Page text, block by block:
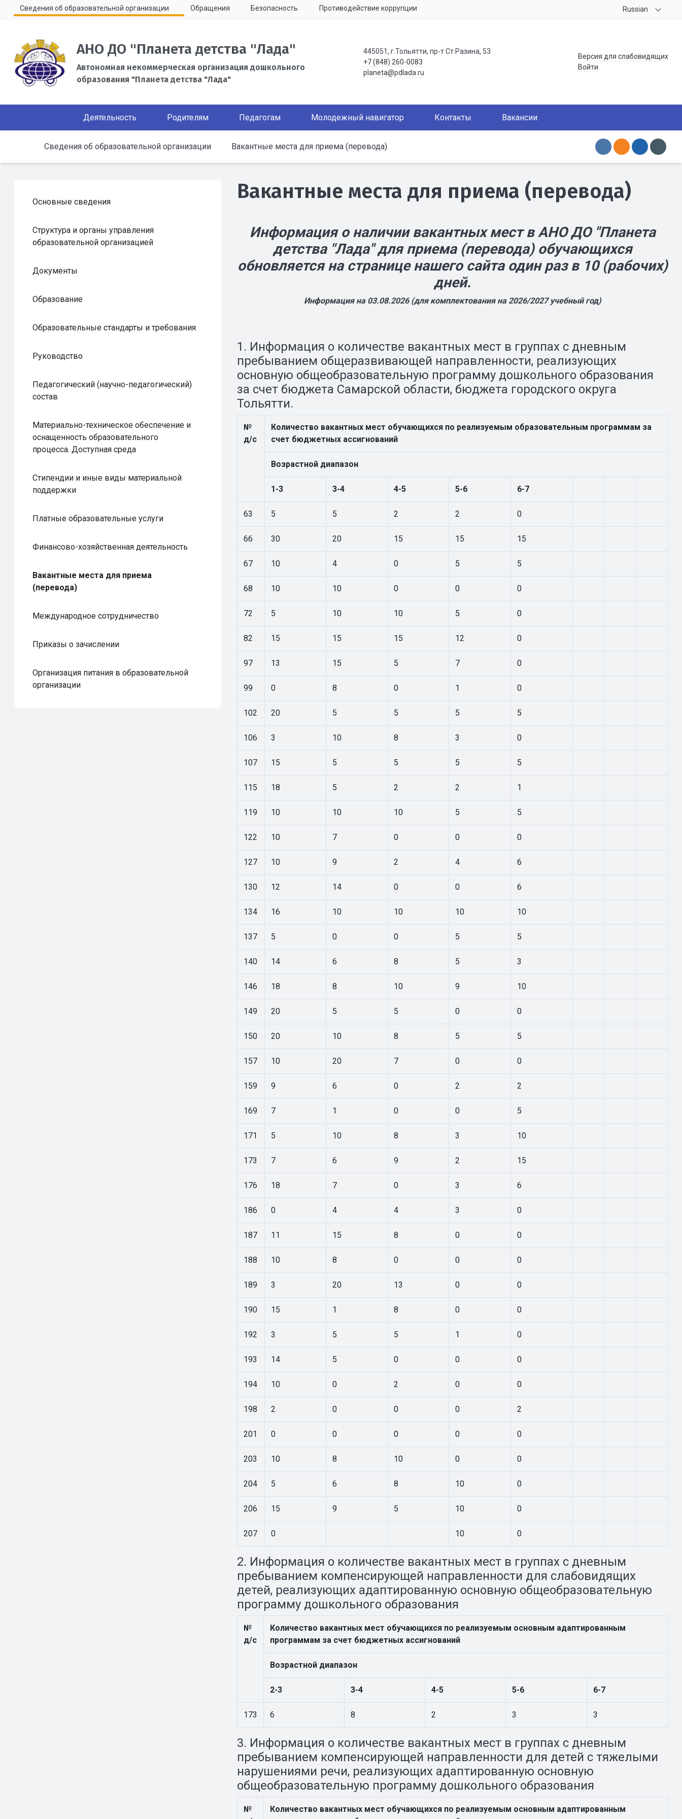
Сведения об образовательной организации Обращения Безопасность Противодействие коррупции Russian
АНО ДО "Планета детства "Лада"
Автономная некоммерческая организация дошкольного
образования "Планета детства "Лада"
445051, г.Тольятти, пр-т Ст.Разина, 53
+7 (848) 260-0083
planeta@pdlada.ru
Версия для слабовидящих
Войти
Деятельность Родителям Педагогам Молодежный навигатор Контакты Вакансии
Сведения об образовательной организации Вакантные места для приема (перевода)
Основные сведения
Структура и органы управления
образовательной организацией
Документы
Образование
Образовательные стандарты и требования
Руководство
Педагогический (научно-педагогический)
состав
Материально-техническое обеспечение и
оснащенность образовательного
процесса. Доступная среда
Стипендии и иные виды материальной
поддержки
Платные образовательные услуги
Финансово-хозяйственная деятельность
Вакантные места для приема
(перевода)
Международное сотрудничество
Приказы о зачислении
Организация питания в образовательной
организации
Вакантные места для приема (перевода)
Информация о наличии вакантных мест в АНО ДО "Планета
детства "Лада" для приема (перевода) обучающихся
обновляется на странице нашего сайта один раз в 10 (рабочих)
дней.
Информация на 03.08.2026 (для комплектования на 2026/2027 учебный год)
1. Информация о количестве вакантных мест в группах с дневным
пребыванием общеразвивающей направленности, реализующих
основную общеобразовательную программу дошкольного образования
за счет бюджета Самарской области, бюджета городского округа
Тольятти.
№
д/с
Количество вакантных мест обучающихся по реализуемым образовательным программам за
счет бюджетных ассигнований
Возрастной диапазон
1-3 3-4 4-5 5-6 6-7
63 5 5 2 2 0
66 30 20 15 15 15
67 10 4 0 5 5
68 10 10 0 0 0
72 5 10 10 5 0
82 15 15 15 12 0
97 13 15 5 7 0
99 0 8 0 1 0
102 20 5 5 5 5
106 3 10 8 3 0
107 15 5 5 5 5
115 18 5 2 2 1
119 10 10 10 5 5
122 10 7 0 0 0
127 10 9 2 4 6
130 12 14 0 0 6
134 16 10 10 10 10
137 5 0 0 5 5
140 14 6 8 5 3
146 18 8 10 9 10
149 20 5 5 0 0
150 20 10 8 5 5
157 10 20 7 0 0
159 9 6 0 2 2
169 7 1 0 0 5
171 5 10 8 3 10
173 7 6 9 2 15
176 18 7 0 3 6
186 0 4 4 3 0
187 11 15 8 0 0
188 10 8 0 0 0
189 3 20 13 0 0
190 15 1 8 0 0
192 3 5 5 1 0
193 14 5 0 0 0
194 10 0 2 0 0
198 2 0 0 0 2
201 0 0 0 0 0
203 10 8 10 0 0
204 5 6 8 10 0
206 15 9 5 10 0
207 0 10 0
2. Информация о количестве вакантных мест в группах с дневным
пребыванием компенсирующей направленности для слабовидящих
детей, реализующих адаптированную основную общеобразовательную
программу дошкольного образования
№
д/с
Количество вакантных мест обучающихся по реализуемым основным адаптированным
программам за счет бюджетных ассигнований
Возрастной диапазон
2-3 3-4 4-5 5-6 6-7
173 6 8 2 3 3
3. Информация о количестве вакантных мест в группах с дневным
пребыванием компенсирующей направленности для детей с тяжелыми
нарушениями речи, реализующих адаптированную основную
общеобразовательную программу дошкольного образования
№
Количество вакантных мест обучающихся по реализуемым основным адаптированным